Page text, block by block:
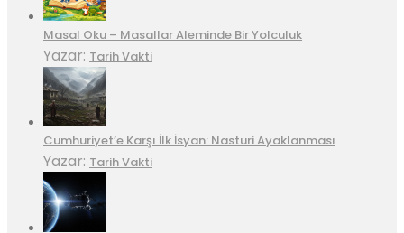
Masal Oku – Masallar Aleminde Bir Yolculuk
Yazar: Tarih Vakti
Cumhuriyet’e Karşı İlk İsyan: Nasturi Ayaklanması
Yazar: Tarih Vakti